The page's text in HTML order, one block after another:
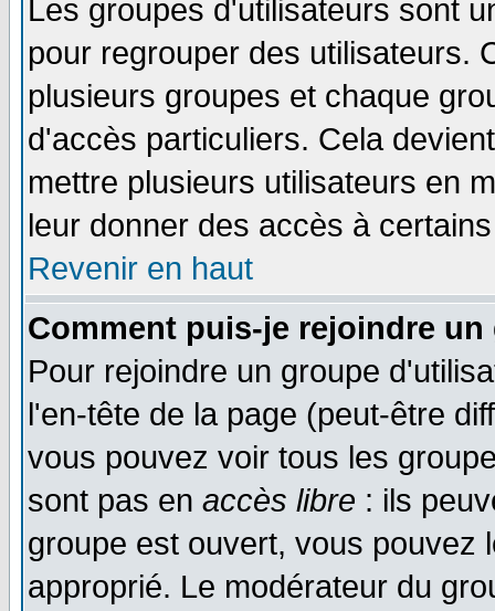
Les groupes d'utilisateurs sont
pour regrouper des utilisateurs.
plusieurs groupes et chaque
d'accès particuliers. Cela
mettre plusieurs utilisateurs en
leur donner des accès à
Revenir en haut
Comment puis-je rejoindre
Pour rejoindre un groupe
l'en-tête de la page (peut-être
vous pouvez voir tous les
sont pas en accès libre : ils
groupe est ouvert, vous pouvez
approprié. Le modérateur du